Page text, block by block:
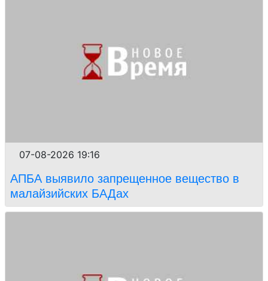
07-08-2026 19:16
АПБА выявило запрещенное вещество в
малайзийских БАДах